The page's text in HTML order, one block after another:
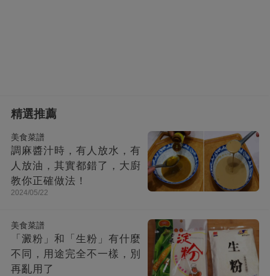
精選推薦
美食菜譜
調麻醬汁時，有人放水，有
人放油，其實都錯了，大廚
教你正確做法！
2024/05/22
美食菜譜
「澱粉」和「生粉」有什麼
不同，用途完全不一樣，別
再亂用了